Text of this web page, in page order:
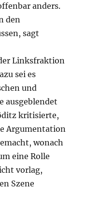
anders.
den
sagt
Linksfraktion
sei es
und
ausgeblendet
kritisierte,
Argumentation
wonach
eine Rolle
vorlag,
Szene